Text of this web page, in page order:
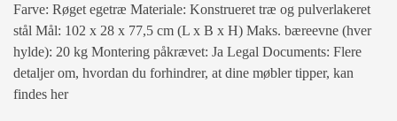
Farve: Røget egetræ Materiale: Konstrueret træ og pulverlakeret
stål Mål: 102 x 28 x 77,5 cm (L x B x H) Maks. bæreevne (hver
hylde): 20 kg Montering påkrævet: Ja Legal Documents: Flere
detaljer om, hvordan du forhindrer, at dine møbler tipper, kan
findes her